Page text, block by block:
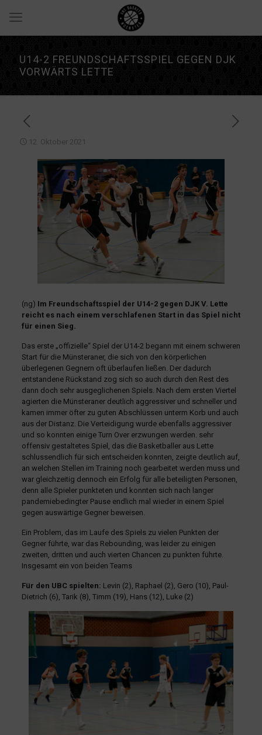
U14-2 FREUNDSCHAFTSSPIEL GEGEN DJK
VORWÄRTS LETTE
12. Oktober 2021
(ng) Im Freundschaftsspiel der U14-2 gegen DJK V. Lette
reicht es nach einem verschlafenen Start in das Spiel nicht
für einen Sieg.
Das erste „offizielle“ Spiel der U14-2 begann mit einem schweren
Start für die Münsteraner, die sich von den körperlichen
überlegenen Gegnern oft überlaufen ließen. Der dadurch
entstandene Rückstand zog sich so auch durch den Rest des
dann doch sehr ausgeglichenen Spiels. Nach dem ersten Viertel
agierten die Münsteraner deutlich aggressiver und schneller und
kamen immer öfter zu guten Abschlüssen unterm Korb und auch
aus der Distanz. Die Verteidigung wurde ebenfalls aggressiver
und so konnten einige Turn Over erzwungen werden. sehr
offensiv gestaltetes Spiel, das die Basketballer aus Lette
schlussendlich für sich entscheiden konnten, zeigte deutlich auf,
an welchen Stellen im Training noch gearbeitet werden muss und
war gleichzeitig dennoch ein Erfolg für alle beteiligten Personen,
denn alle Spieler punkteten und konnten sich nach langer
pandemiebedingter Pause endlich mal wieder in einem Spiel
gegen auswärtige Gegner beweisen.
Ein Problem, das im Laufe des Spiels zu vielen Punkten der
Gegner führte, war das Rebounding, was leider zu einigen
zweiten, dritten und auch vierten Chancen zu punkten führte.
Insgesamt ein von beiden Teams
Für den UBC spielten: Levin (2), Raphael (2), Gero (10), Paul-
Dietrich (6), Tarik (8), Timm (19), Hans (12), Luke (2)